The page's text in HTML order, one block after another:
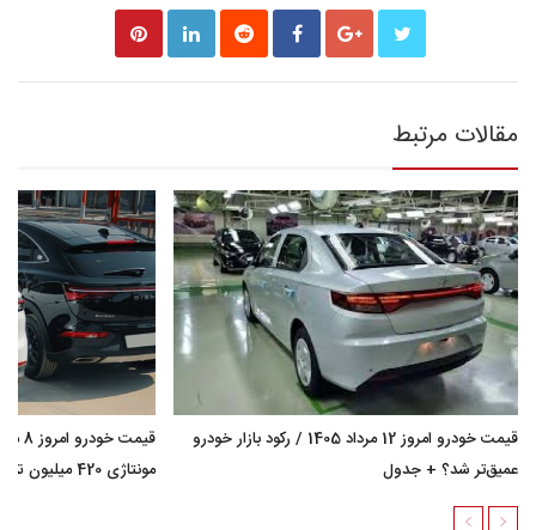
مقالات مرتبط
قیمت خودرو امروز 12 مرداد 1405 / رکود بازار خودرو
عمیق‌تر شد؟ + جدول
مونتاژی 420 میلیون تومان گران شد؟ + جدول